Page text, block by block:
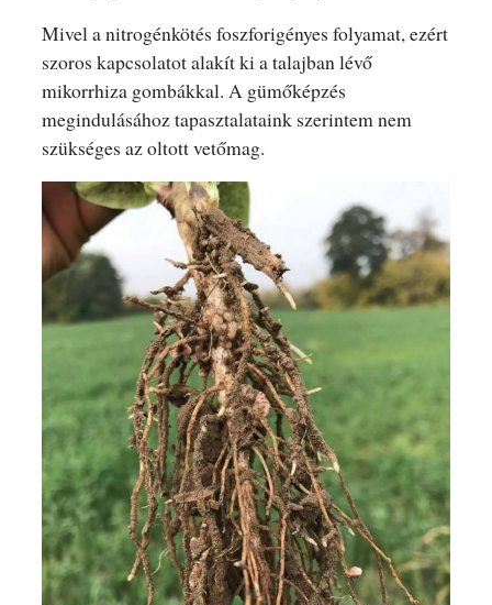
Mivel a nitrogénkötés foszforigényes folyamat, ezért
szoros kapcsolatot alakít ki a talajban lévő
mikorrhiza gombákkal. A gümőképzés
megindulásához tapasztalataink szerintem nem
szükséges az oltott vetőmag.